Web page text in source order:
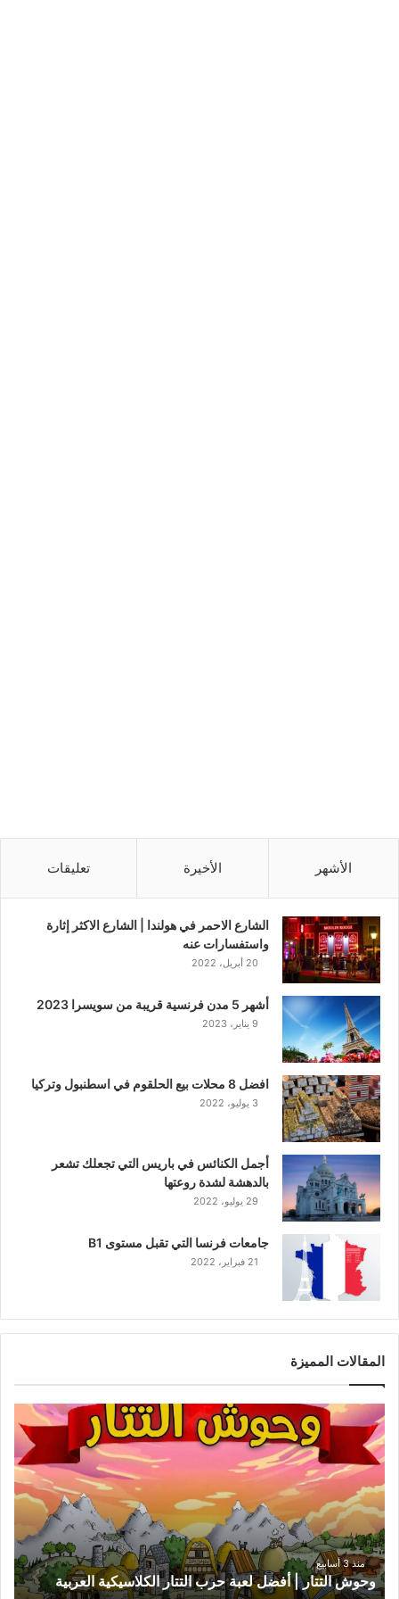
الأشهر الأخيرة تعليقات
الشارع الاحمر في هولندا | الشارع الاكثر إثارة
واستفسارات عنه
20 أبريل، 2022
أشهر 5 مدن فرنسية قريبة من سويسرا 2023
9 يناير، 2023
افضل 8 محلات بيع الحلقوم في اسطنبول وتركيا
3 يوليو، 2022
أجمل الكنائس في باريس التي تجعلك تشعر
بالدهشة لشدة روعتها
29 يوليو، 2022
جامعات فرنسا التي تقبل مستوى B1
21 فبراير، 2022
المقالات المميزة
و
ح
و
ش
ا
ل
ت
ت
ا
ر
منذ 3 أسابيع
وحوش التتار | أفضل لعبة حرب التتار الكلاسيكية العربية